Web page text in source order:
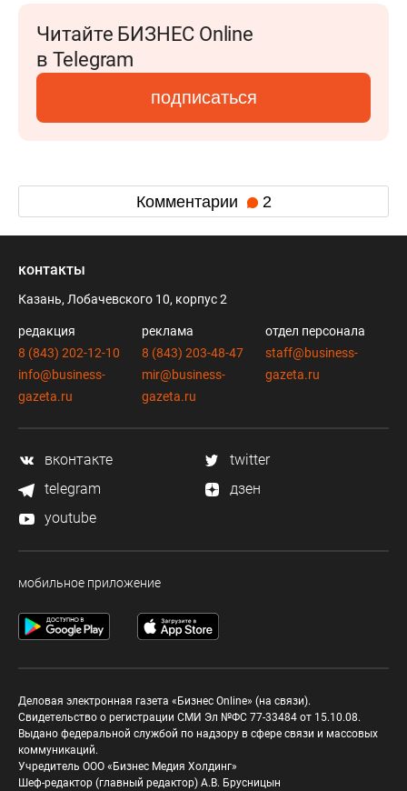
Читайте БИЗНЕС Online
в Telegram
подписаться
Комментарии 2
контакты
Казань, Лобачевского 10, корпус 2
редакция
8 (843) 202-12-10
info@business-
gazeta.ru
реклама
8 (843) 203-48-47
mir@business-
gazeta.ru
отдел персонала
staff@business-
gazeta.ru
вконтакте
twitter
telegram
дзен
youtube
мобильное приложение
Деловая электронная газета «Бизнес Online» (на связи).
Свидетельство о регистрации СМИ Эл №ФС 77-33484 от 15.10.08.
Выдано федеральной службой по надзору в сфере связи и массовых
коммуникаций.
Учредитель ООО «Бизнес Медия Холдинг»
Шеф-редактор (главный редактор) А.В. Брусницын